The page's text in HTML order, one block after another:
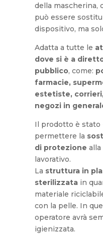
della mascherina,
può essere
dispositivo, ma
Adatta a tutte le
dove si è a
pubblico, come:
farmacie,
estetiste,
negozi in
Il prodotto è
permettere la
di protezione
lavorativo.
La struttura in
sterilizzatain
materiale
con la pelle. In
operatore avrà
igienizzata.